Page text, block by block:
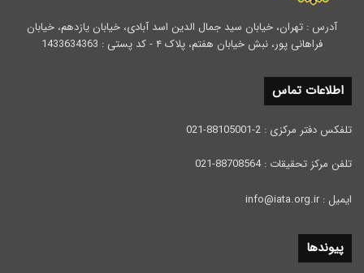
آدرس : تهران، خیابان سید جمال الدین اسد آبادی، خیابان یازدهم، خیابان
فراهانی پور، نبش خیابان هفتم، پلاک ۴ - کد پستی : 1433634363
اطلاعات تماس
تلفکس دفتر مرکزی : 2-88105001-021
تلفن مرکز تحقیقات : 88708564-021
ایمیل : info@iata.org.ir
پیوندها